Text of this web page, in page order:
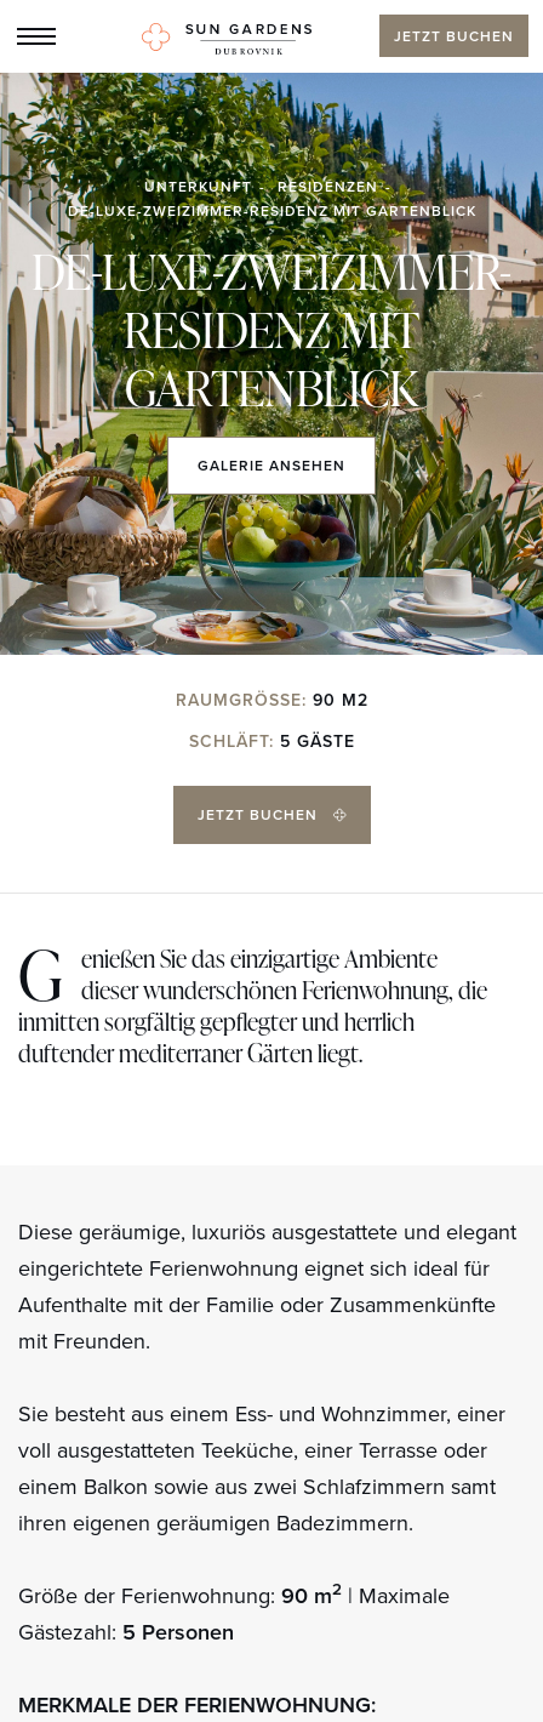
JETZT BUCHEN
UNTERKUNFT
RESIDENZEN
DE-LUXE-ZWEIZIMMER-RESIDENZ MIT GARTENBLICK
DE-LUXE-ZWEIZIMMER-
RESIDENZ MIT
GARTENBLICK
GALERIE ANSEHEN
RAUMGRÖSSE: 90 M2
SCHLÄFT: 5 GÄSTE
JETZT BUCHEN
G enießen Sie das einzigartige Ambiente
dieser wunderschönen Ferienwohnung, die
inmitten sorgfältig gepflegter und herrlich
duftender mediterraner Gärten liegt.
Diese geräumige, luxuriös ausgestattete und elegant
eingerichtete Ferienwohnung eignet sich ideal für
Aufenthalte mit der Familie oder Zusammenkünfte
mit Freunden.
Sie besteht aus einem Ess- und Wohnzimmer, einer
voll ausgestatteten Teeküche, einer Terrasse oder
einem Balkon sowie aus zwei Schlafzimmern samt
ihren eigenen geräumigen Badezimmern.
Größe der Ferienwohnung: 90 m2 | Maximale
Gästezahl: 5 Personen
MERKMALE DER FERIENWOHNUNG: